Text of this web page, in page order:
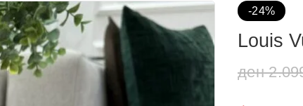
-24%
Louis
ден
10